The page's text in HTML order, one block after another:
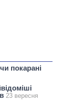
покарані
23 вересня